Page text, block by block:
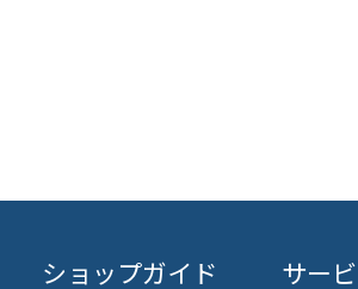
ショップガイド サー